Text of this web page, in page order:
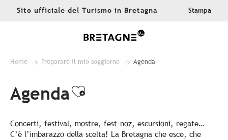
AllerSito ufficiale del Turismo in Bretagna Stampa
Home Preparare il mio soggiorno Agenda
AgendaAjouter aux favoris
Concerti, festival, mostre, fest-noz, escursioni, regate…
C’è l’imbarazzo della scelta! La Bretagna che esce, che